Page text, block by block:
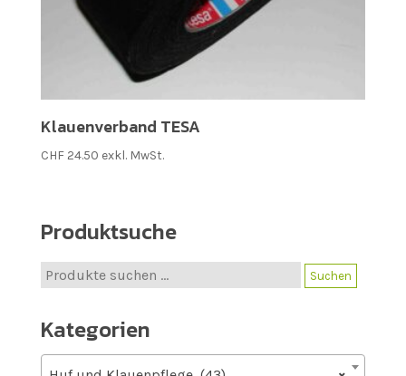
Klauenverband TESA
CHF24.50 exkl. MwSt.
Produktsuche
Suche
nach:
Suchen
Kategorien